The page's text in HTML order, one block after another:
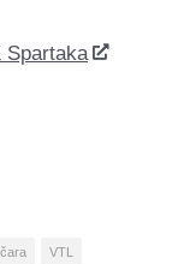
Spartaka
VTL